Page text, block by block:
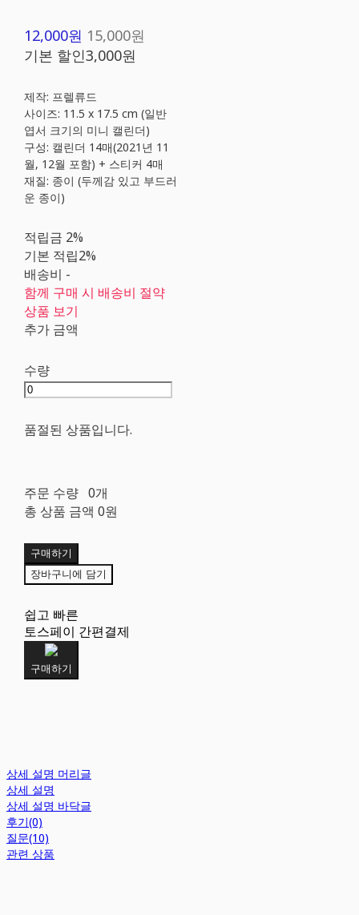
12,000원 15,000원
기본 할인3,000원
제작: 프렐류드
사이즈: 11.5 x 17.5 cm (일반
엽서 크기의 미니 캘린더)
구성: 캘린더 14매(2021년 11
월, 12월 포함) + 스티커 4매
재질: 종이 (두께감 있고 부드러
운 종이)
적립금 2%
기본 적립2%
배송비 -
함께 구매 시 배송비 절약
상품 보기
추가 금액
수량
품절된 상품입니다.
주문 수량 0개
총 상품 금액 0원
구매하기
장바구니에 담기
쉽고 빠른
토스페이 간편결제
구매하기
상세 설명 머리글
상세 설명
상세 설명 바닥글
후기(0)
질문(10)
관련 상품